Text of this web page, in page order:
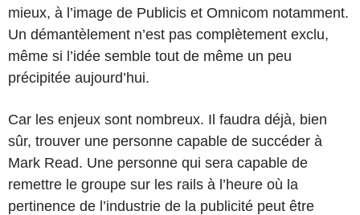
mieux, à l’image de Publicis et Omnicom notamment.
Un démantèlement n’est pas complètement exclu,
même si l’idée semble tout de même un peu
précipitée aujourd’hui.
Car les enjeux sont nombreux. Il faudra déjà, bien
sûr, trouver une personne capable de succéder à
Mark Read. Une personne qui sera capable de
remettre le groupe sur les rails à l’heure où la
pertinence de l’industrie de la publicité peut être